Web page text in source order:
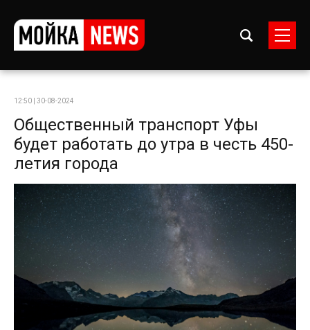
12:50 | 30-08-2024
Общественный транспорт Уфы
будет работать до утра в честь 450-
летия города